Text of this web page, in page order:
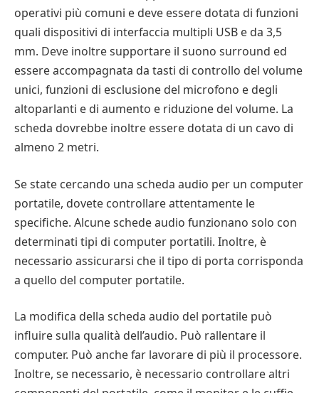
operativi più comuni e deve essere dotata di funzioni
quali dispositivi di interfaccia multipli USB e da 3,5
mm. Deve inoltre supportare il suono surround ed
essere accompagnata da tasti di controllo del volume
unici, funzioni di esclusione del microfono e degli
altoparlanti e di aumento e riduzione del volume. La
scheda dovrebbe inoltre essere dotata di un cavo di
almeno 2 metri.
Se state cercando una scheda audio per un computer
portatile, dovete controllare attentamente le
specifiche. Alcune schede audio funzionano solo con
determinati tipi di computer portatili. Inoltre, è
necessario assicurarsi che il tipo di porta corrisponda
a quello del computer portatile.
La modifica della scheda audio del portatile può
influire sulla qualità dell’audio. Può rallentare il
computer. Può anche far lavorare di più il processore.
Inoltre, se necessario, è necessario controllare altri